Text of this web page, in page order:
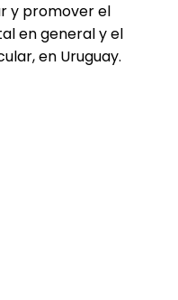
y promover el
en general y el
en Uruguay.